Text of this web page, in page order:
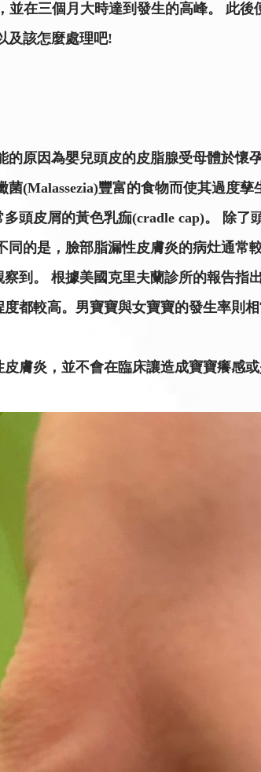
在三個月大時達到發生的高峰。 此
及該怎麼處理吧!
原因為嬰兒頭皮的皮脂腺受母體於懷
(Malassezia)豐富的食物而使其過度
頭皮屑的黃色乳痂(cradle cap)。 除了
的是，臉部脂漏性皮膚炎的病灶通常
到。 根據美國克里夫蘭診所的報告指
都較高。男寶寶與女寶寶的發生率則相
膚炎，並不會在臨床讓造成寶寶癢感